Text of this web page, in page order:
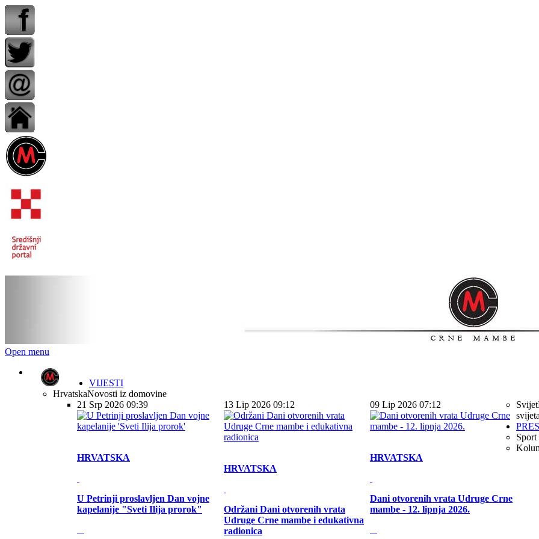
Open menu
VIJESTI
HrvatskaNovosti iz domovine
21 Srp 2026 09:39
HRVATSKA
U Petrinji proslavljen Dan vojne
kapelanije "Sveti Ilija prorok"
13 Lip 2026 09:12
HRVATSKA
Održani Dani otvorenih vrata
Udruge Crne mambe i edukativna
radionica
09 Lip 2026 07:12
HRVATSKA
Dani otvorenih vrata Udruge Crne
mambe - 12. lipnja 2026.
Svijet
svijeta
Sport